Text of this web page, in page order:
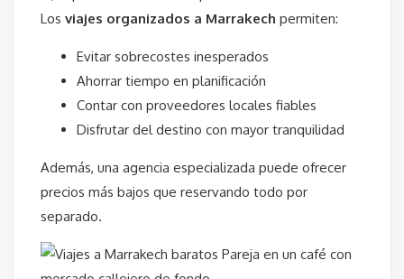
Los viajes organizados a Marrakech permiten:
Evitar sobrecostes inesperados
Ahorrar tiempo en planificación
Contar con proveedores locales fiables
Disfrutar del destino con mayor tranquilidad
Además, una agencia especializada puede ofrecer
precios más bajos que reservando todo por
separado.